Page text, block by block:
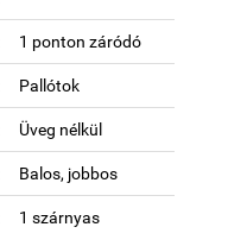
1 ponton záródó
Pallótok
Üveg nélkül
Balos, jobbos
1 szárnyas